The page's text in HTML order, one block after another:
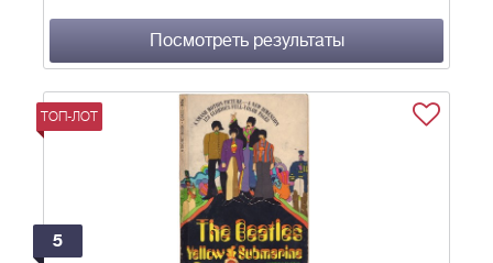
Посмотреть результаты
ТОП-ЛОТ
5